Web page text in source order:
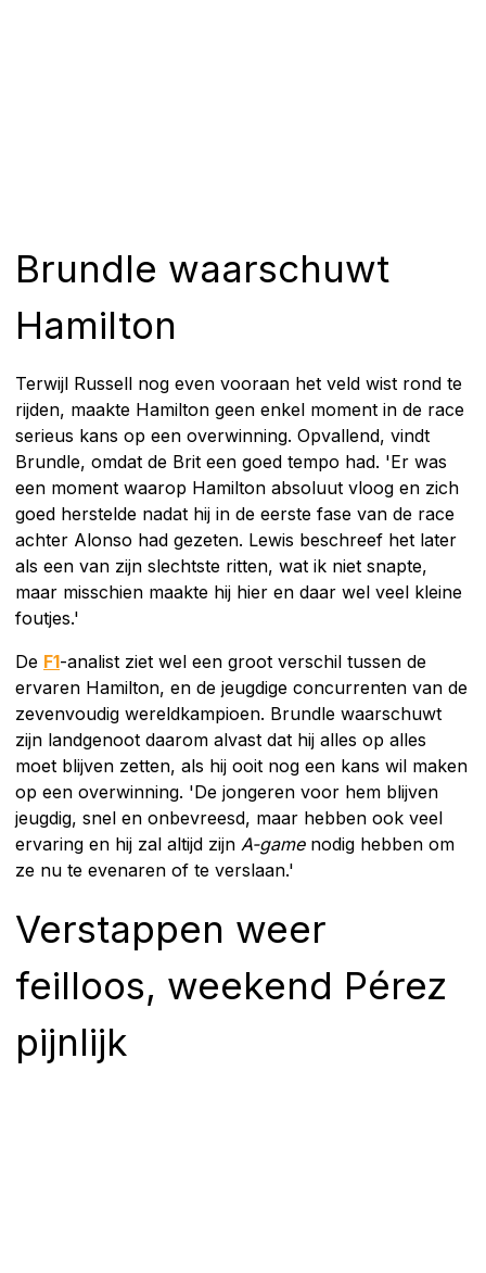
Brundle waarschuwt
Hamilton
Terwijl Russell nog even vooraan het veld wist rond te
rijden, maakte Hamilton geen enkel moment in de race
serieus kans op een overwinning. Opvallend, vindt
Brundle, omdat de Brit een goed tempo had. 'Er was
een moment waarop Hamilton absoluut vloog en zich
goed herstelde nadat hij in de eerste fase van de race
achter Alonso had gezeten. Lewis beschreef het later
als een van zijn slechtste ritten, wat ik niet snapte,
maar misschien maakte hij hier en daar wel veel kleine
foutjes.'
De F1-analist ziet wel een groot verschil tussen de
ervaren Hamilton, en de jeugdige concurrenten van de
zevenvoudig wereldkampioen. Brundle waarschuwt
zijn landgenoot daarom alvast dat hij alles op alles
moet blijven zetten, als hij ooit nog een kans wil maken
op een overwinning. 'De jongeren voor hem blijven
jeugdig, snel en onbevreesd, maar hebben ook veel
ervaring en hij zal altijd zijn A-gamenodig hebben om
ze nu te evenaren of te verslaan.'
Verstappen weer
feilloos, weekend Pérez
pijnlijk